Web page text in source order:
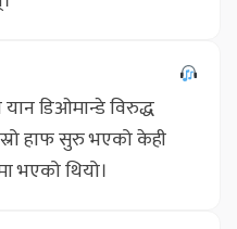
डिओमान्डे विरुद्ध
हाफ सुरु भएको केही
भएको थियो।